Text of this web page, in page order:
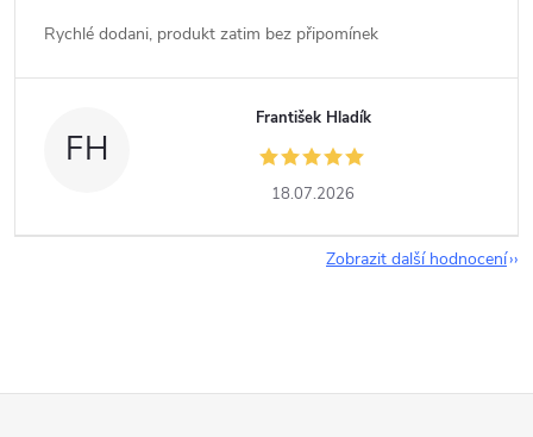
Rychlé dodani, produkt zatim bez připomínek
FH
František Hladík
18.07.2026
Zobrazit další hodnocení